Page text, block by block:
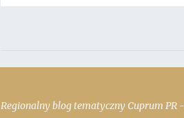
Regionalny blog tematyczny Cuprum PR